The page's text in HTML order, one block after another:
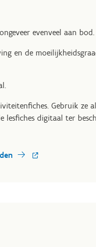
evenveel aan bod.
en de
Gebruik ze
lesfiches digitaal ter